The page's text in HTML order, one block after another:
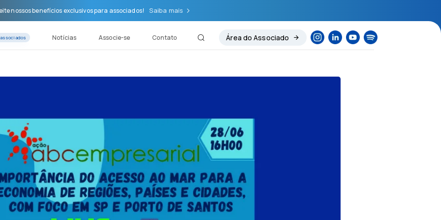
nossos benefícios exclusivos para associados! Saiba mais
Notícias Associe-se Contato Área do Associado